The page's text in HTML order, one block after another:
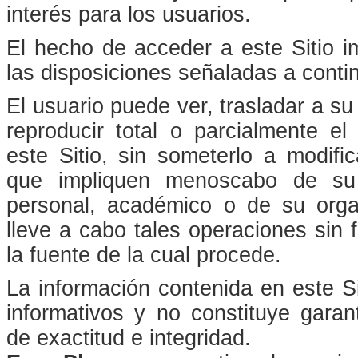
interés para los usuarios.
El hecho de acceder a este Sitio
las disposiciones señaladas a
El usuario puede ver, trasladar a
reproducir total o parcialmente el
este Sitio, sin someterlo a
que impliquen menoscabo de
personal, académico o de su
lleve a cabo tales operaciones
la fuente de la cual procede.
La información contenida en este
informativos y no constituye
de exactitud e integridad.